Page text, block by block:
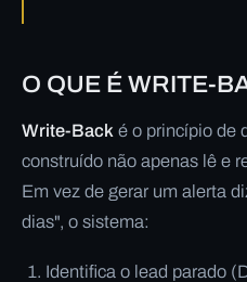
O QUE É WRITE-
Write-Back é o princípio de
construído não apenas lê e
Em vez de gerar um alerta
dias", o sistema:
Identifica o lead parado